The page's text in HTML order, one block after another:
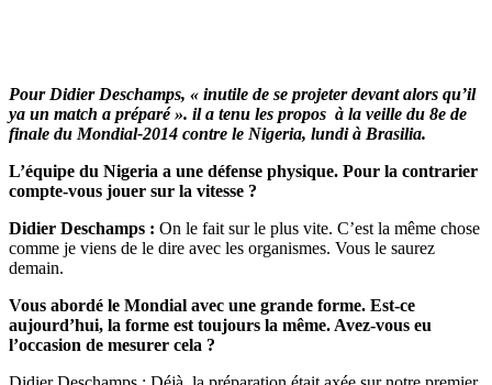
Pour Didier Deschamps, « inutile de se projeter devant alors qu’il
ya un match a préparé ». il a tenu les propos à la veille du 8e de
finale du Mondial-2014 contre le Nigeria, lundi à Brasilia.
L’équipe du Nigeria a une défense physique. Pour la contrarier
compte-vous jouer sur la vitesse ?
Didier Deschamps : On le fait sur le plus vite. C’est la même chose
comme je viens de le dire avec les organismes. Vous le saurez
demain.
Vous abordé le Mondial avec une grande forme. Est-ce
aujourd’hui, la forme est toujours la même. Avez-vous eu
l’occasion de mesurer cela ?